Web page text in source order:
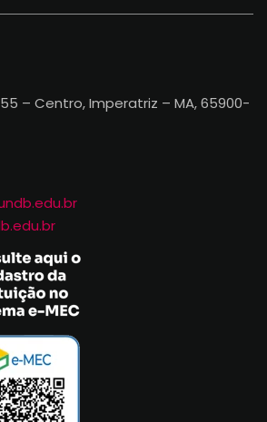
– Centro, Imperatriz – MA, 65900-